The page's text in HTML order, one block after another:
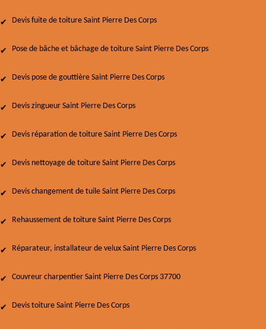
Devis fuite de toiture Saint Pierre Des Corps
Pose de bâche et bâchage de toiture Saint Pierre Des Corps
Devis pose de gouttière Saint Pierre Des Corps
Devis zingueur Saint Pierre Des Corps
Devis réparation de toiture Saint Pierre Des Corps
Devis nettoyage de toiture Saint Pierre Des Corps
Devis changement de tuile Saint Pierre Des Corps
Rehaussement de toiture Saint Pierre Des Corps
Réparateur, installateur de velux Saint Pierre Des Corps
Couvreur charpentier Saint Pierre Des Corps 37700
Devis toiture Saint Pierre Des Corps